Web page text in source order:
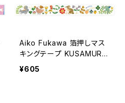
Aiko Fukawa 箔押しマス
キングテープ KUSAMURA
tape
¥605